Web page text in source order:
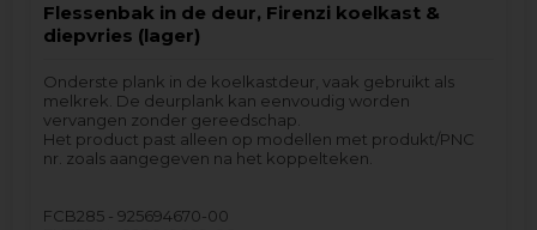
Flessenbak in de deur, Firenzi koelkast &
diepvries (lager)
Onderste plank in de koelkastdeur, vaak gebruikt als
melkrek. De deurplank kan eenvoudig worden
vervangen zonder gereedschap.
Het product past alleen op modellen met produkt/PNC
nr. zoals aangegeven na het koppelteken.
FCB285 - 925694670-00